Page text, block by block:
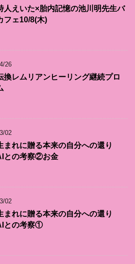
人えいた×胎内記憶の池川明先生バ
フェ10/8(木)
26
換レムリアンヒーリング継続プロ
02
まれに贈る本来の自分への還り
との考察②お金
02
まれに贈る本来の自分への還り
との考察①